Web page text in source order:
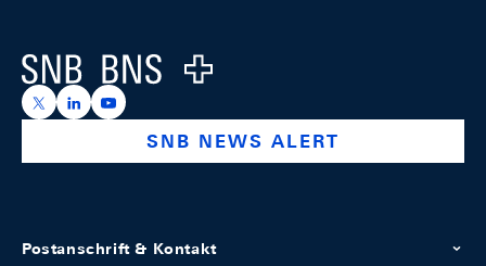
Logo
https://x.com/snb_bns
https://ch.linkedin.com/company/swiss-national-
https://www.youtube.com/@swissnationalbank
SNB NEWS ALERT
Postanschrift & Kontakt